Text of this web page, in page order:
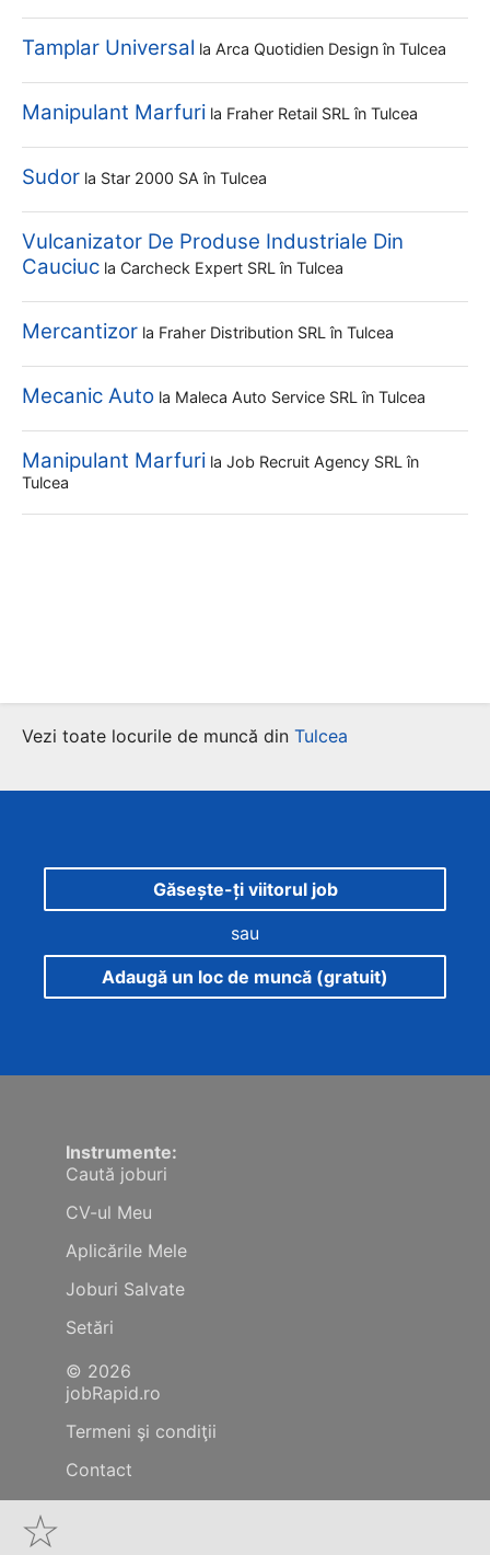
Tamplar Universal la Arca Quotidien Design în Tulcea
Manipulant Marfuri la Fraher Retail SRL în Tulcea
Sudor la Star 2000 SA în Tulcea
Vulcanizator De Produse Industriale Din
Cauciuc la Carcheck Expert SRL în Tulcea
Mercantizor la Fraher Distribution SRL în Tulcea
Mecanic Auto la Maleca Auto Service SRL în Tulcea
Manipulant Marfuri la Job Recruit Agency SRL în
Tulcea
Vezi toate locurile de muncă din Tulcea
Găsește-ți viitorul job
sau
Adaugă un loc de muncă (gratuit)
Instrumente:
Caută joburi
CV-ul Meu
Aplicările Mele
Joburi Salvate
Setări
© 2026
jobRapid.ro
Termeni şi condiţii
Contact